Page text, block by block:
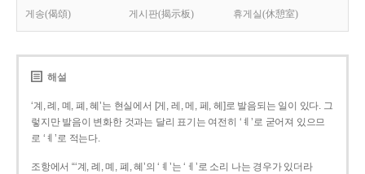
게송(偈頌) 게시판(揭示板) 휴게실(休憩室)
해설
‘계, 례, 몌, 폐, 혜’는 현실에서 [게, 레, 메, 페, 헤]로 발음되는 일이 있다. 그
렇지만 발음이 변화한 것과는 달리 표기는 여전히 ‘ㅖ’로 굳어져 있으므
로 ‘ㅖ’로 적는다.
조항에서 “‘계, 례, 몌, 폐, 혜’의 ‘ㅖ’는 ‘ㅔ’로 소리 나는 경우가 있더라